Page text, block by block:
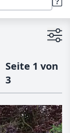
Seite 1 von
3